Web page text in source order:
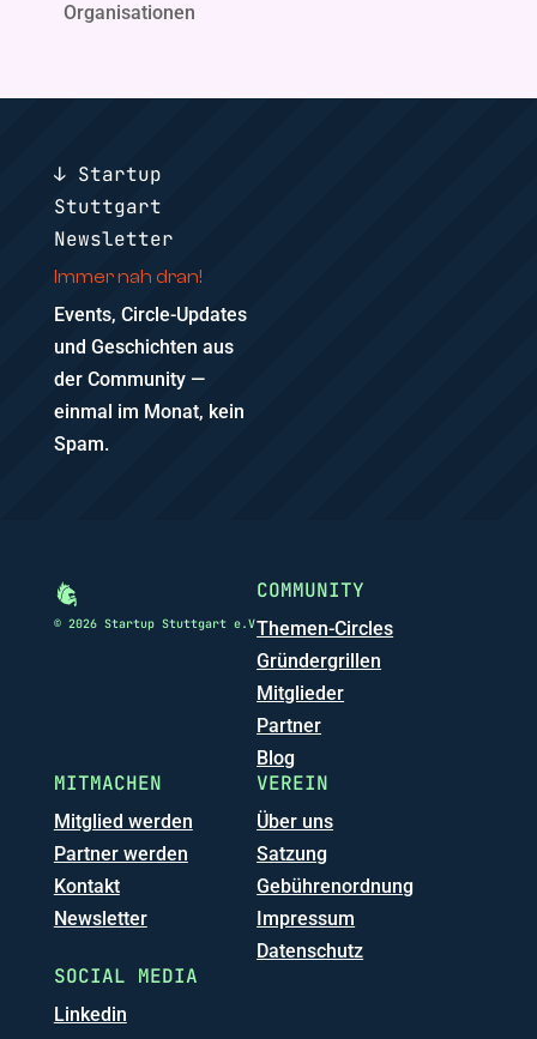
Organisationen
↓ Startup
Stuttgart
Newsletter
Immer nah dran!
Events, Circle-Updates
und Geschichten aus
der Community —
einmal im Monat, kein
Spam.
© 2026 Startup Stuttgart e.V
COMMUNITY
Themen-Circles
Gründergrillen
Mitglieder
Partner
Blog
MITMACHEN
Mitglied werden
Partner werden
Kontakt
Newsletter
VEREIN
Über uns
Satzung
Gebührenordnung
Impressum
Datenschutz
SOCIAL MEDIA
Linkedin